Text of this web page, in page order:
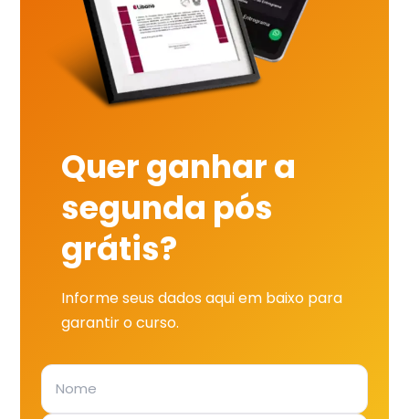
Quer ganhar a
segunda pós
grátis?
Informe seus dados aqui em baixo para
garantir o curso.